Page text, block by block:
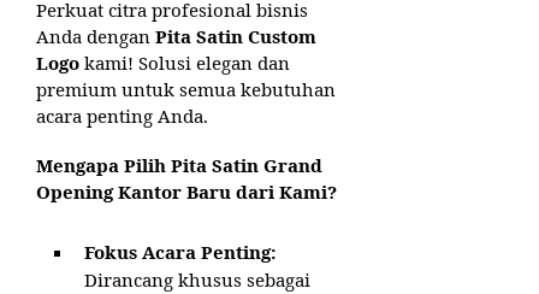
Perkuat citra profesional bisnis
Anda dengan Pita Satin Custom
Logo kami! Solusi elegan dan
premium untuk semua kebutuhan
acara penting Anda.
Mengapa Pilih Pita Satin Grand
Opening Kantor Baru dari Kami?
Fokus Acara Penting:
Dirancang khusus sebagai